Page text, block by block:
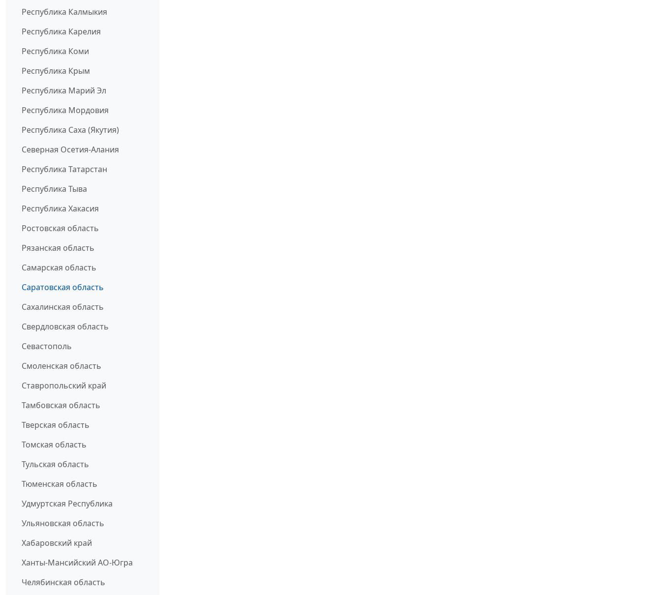
Республика Калмыкия
Республика Карелия
Республика Коми
Республика Крым
Республика Марий Эл
Республика Мордовия
Республика Саха (Якутия)
Северная Осетия-Алания
Республика Татарстан
Республика Тыва
Республика Хакасия
Ростовская область
Рязанская область
Самарская область
Саратовская область
Сахалинская область
Свердловская область
Севастополь
Смоленская область
Ставропольский край
Тамбовская область
Тверская область
Томская область
Тульская область
Тюменская область
Удмуртская Республика
Ульяновская область
Хабаровский край
Ханты-Мансийский АО-Югра
Челябинская область